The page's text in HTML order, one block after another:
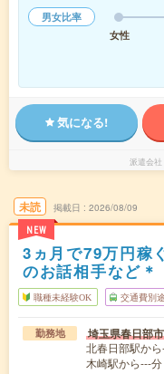
男女比率
女性
気になる!
派遣会社
未読
NEW
掲載日 2026/08/09
3ヵ月で79万円稼
のお話相手など＊
職種未経験OK 交通費別
勤務地 埼玉県春日部市
北春日部駅か
木崎駅から---分